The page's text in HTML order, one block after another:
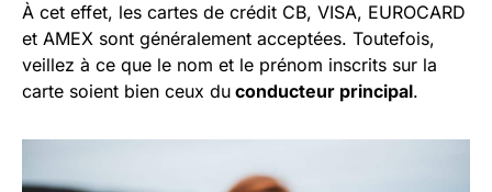
À cet effet, les cartes de crédit CB, VISA, EUROCARD
et AMEX sont généralement acceptées. Toutefois,
veillez à ce que le nom et le prénom inscrits sur la
carte soient bien ceux du conducteur principal.